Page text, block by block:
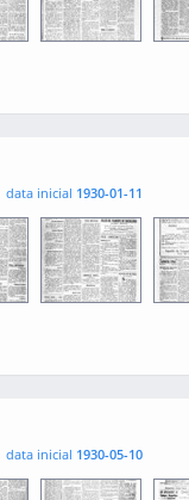
0003 0004
data inicial 1930-01-11
0003 0004
data inicial 1930-05-10